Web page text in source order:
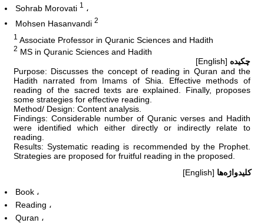
Sohrab Morovati 1
Mohsen Hasanvandi 2
1 Associate Professor in Quranic Sciences and Hadith
2 MS in Quranic Sciences and Hadith
چکیده [English]
Purpose: Discusses the concept of reading in Quran and the
Hadith narrated from Imams of Shia. Effective methods of
reading of the sacred texts are explained. Finally, proposes
some strategies for effective reading.
Method/ Design: Content analysis.
Findings: Considerable number of Quranic verses and Hadith
were identified which either directly or indirectly relate to
reading.
Results: Systematic reading is recommended by the Prophet.
Strategies are proposed for fruitful reading in the proposed.
کلیدواژه‌ها [English]
Book
Reading
Quran